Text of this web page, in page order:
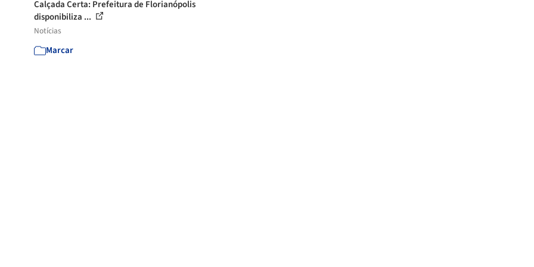
Calçada Certa: Prefeitura de Florianópolis
disponibiliza ...
Notícias
Marcar